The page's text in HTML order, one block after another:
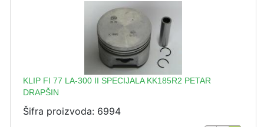
KLIP FI 77 LA-300 II SPECIJALA KK185R2 PETAR
DRAPŠIN
Šifra proizvoda: 6994